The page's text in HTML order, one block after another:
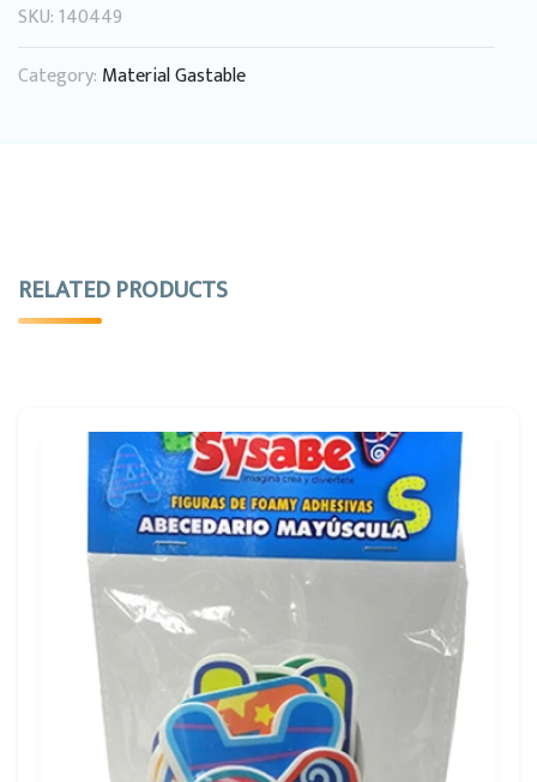
SKU:140449
Category: Material Gastable
RELATED PRODUCTS